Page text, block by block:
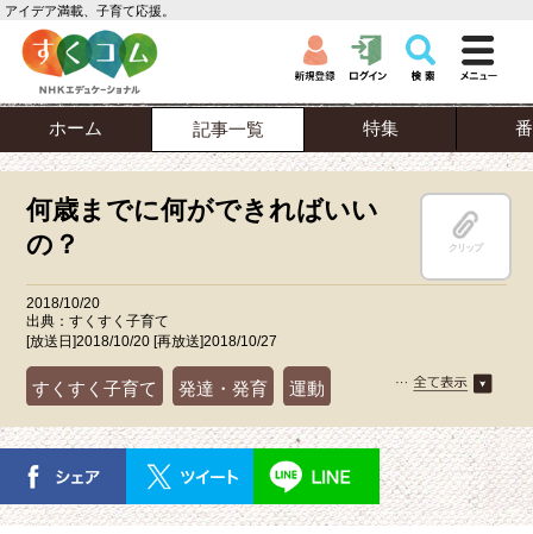
アイデア満載、子育て応援。
ホーム 記事一覧 特集
何歳までに何ができればいい
の？
クリップ
2018/10/20
出典：すくすく子育て
[放送日]2018/10/20 [再放送]2018/10/27
すくすく子育て 発達・発育 運動